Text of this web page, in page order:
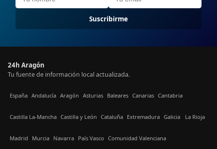
Suscribirme
24h Aragón
Tu fuente de información local actualizada.
España Andalucía Aragón Asturias Baleares Canarias Cantabria
Castilla La-Mancha Castilla y León Cataluña Extremadura Galicia La Rioja
Madrid Murcia Navarra País Vasco Comunidad Valenciana